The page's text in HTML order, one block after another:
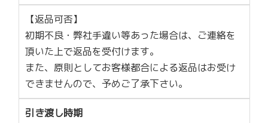
【返品可否】
初期不良・弊社手違い等あった場合は、ご連絡を
頂いた上で返品を受付けます。
また、原則としてお客様都合による返品はお受け
できませんので、予めご了承下さい。
引き渡し時期